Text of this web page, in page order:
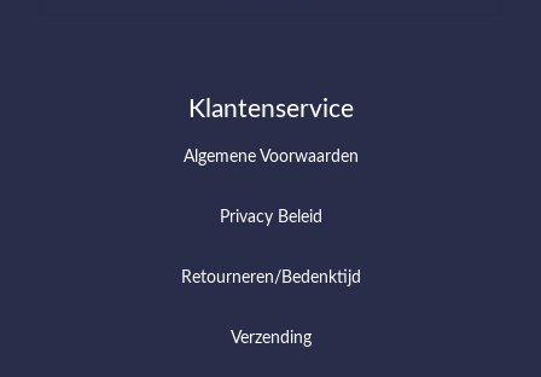
Klantenservice
Algemene Voorwaarden
Privacy Beleid
Retourneren/Bedenktijd
Verzending